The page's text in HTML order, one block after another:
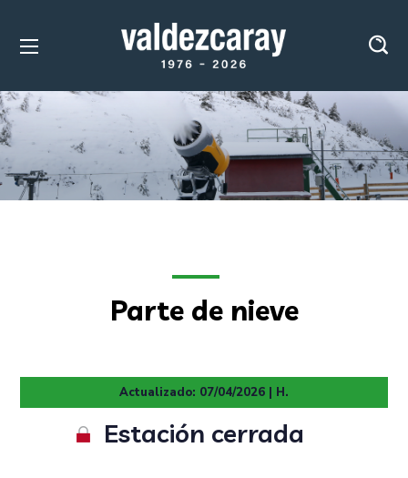
Parte de nieve
Actualizado: 07/04/2026 | H.
Estación cerrada